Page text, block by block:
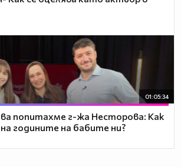
01:05:34
попитахме г-жа Несторова: Как
годините на бабите ни?